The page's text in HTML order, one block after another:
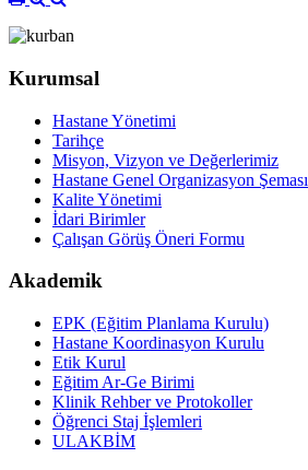
Kurumsal
Hastane Yönetimi
Tarihçe
Misyon, Vizyon ve Değerlerimiz
Hastane Genel Organizasyon Şeması
Kalite Yönetimi
İdari Birimler
Çalışan Görüş Öneri Formu
Akademik
EPK (Eğitim Planlama Kurulu)
Hastane Koordinasyon Kurulu
Etik Kurul
Eğitim Ar-Ge Birimi
Klinik Rehber ve Protokoller
Öğrenci Staj İşlemleri
ULAKBİM